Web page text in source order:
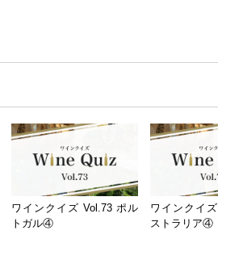
ワインクイズ Vol.73 ポル
トガル④
ワインクイズ
ストラリア④